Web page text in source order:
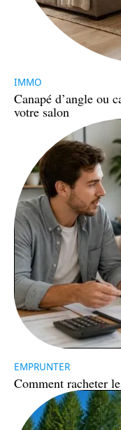
IMMO
Canapé d’angle ou
votre salon
EMPRUNTER
Comment racheter